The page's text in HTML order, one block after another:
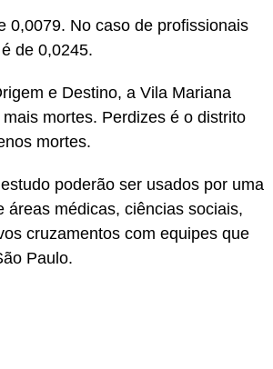
0,0079. No caso de profissionais
de 0,0245.
e Destino, a Vila Mariana
mortes. Perdizes é o distrito
mortes.
poderão ser usados por uma
médicas, ciências sociais,
cruzamentos com equipes que
Paulo.